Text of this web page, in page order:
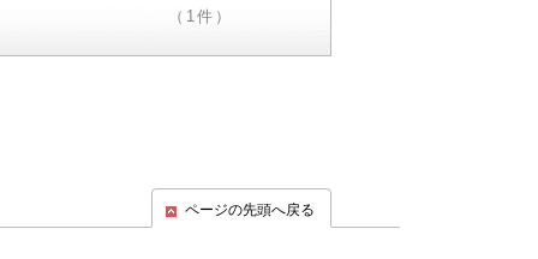
（1件）
ページの先頭へ戻る